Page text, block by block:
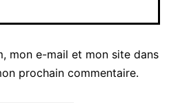
mon e-mail et mon site dans
prochain commentaire.